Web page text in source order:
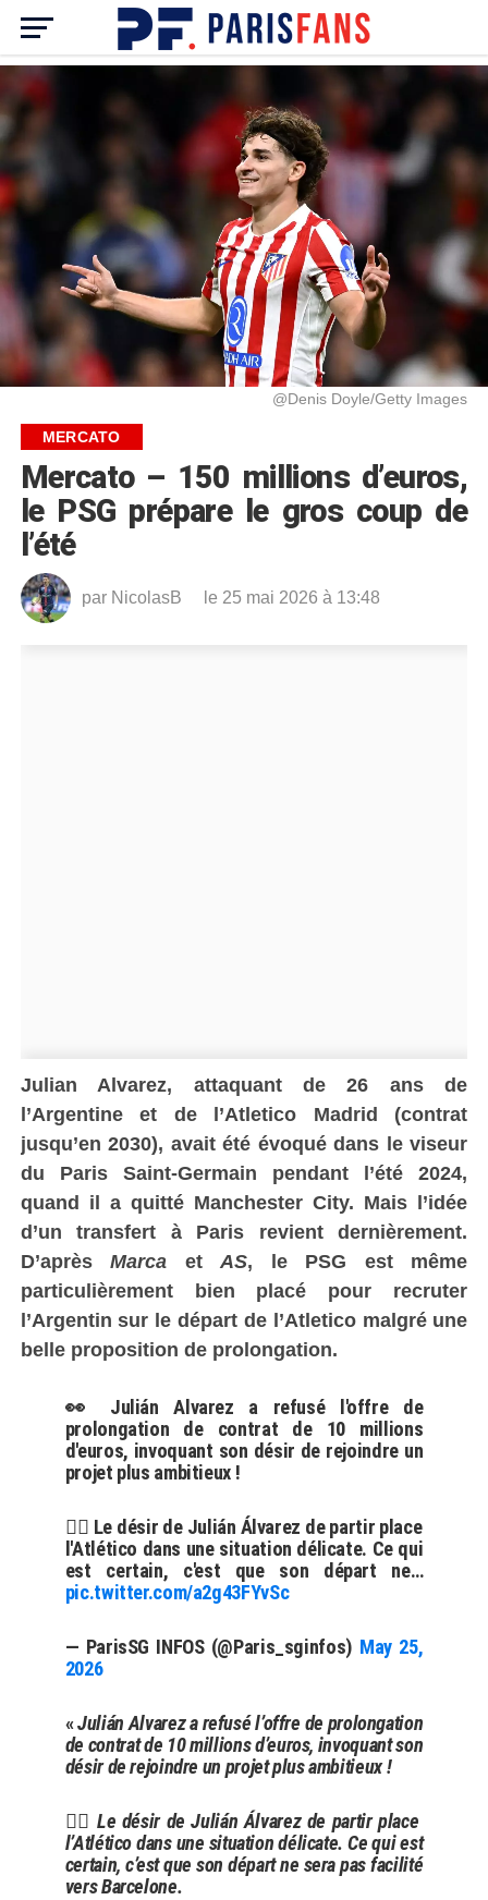
@Denis Doyle/Getty Images
MERCATO
Mercato – 150 millions d’euros,
le PSG prépare le gros coup de
l’été
par NicolasB le 25 mai 2026 à 13:48
Julian Alvarez, attaquant de 26 ans de
l’Argentine et de l’Atletico Madrid (contrat
jusqu’en 2030), avait été évoqué dans le viseur
du Paris Saint-Germain pendant l’été 2024,
quand il a quitté Manchester City. Mais l’idée
d’un transfert à Paris revient dernièrement.
D’aprèsMarca etAS, le PSG est même
particulièrement bien placé pour recruter
l’Argentin sur le départ de l’Atletico malgré une
belle proposition de prolongation.
👀 Julián Alvarez a refusé l'offre de
prolongation de contrat de 10 millions
d'euros, invoquant son désir de rejoindre un
projet plus ambitieux !
😶‍🌫️ Le désir de Julián Álvarez de partir place
l'Atlético dans une situation délicate. Ce qui
est certain, c'est que son départ ne…
pic.twitter.com/a2g43FYvSc
— ParisSG INFOS (@Paris_sginfos) May 25,
2026
«Julián Alvarez a refusé l’offre de prolongation
de contrat de 10 millions d’euros, invoquant son
désir de rejoindre un projet plus ambitieux !
😶‍🌫️ Le désir de Julián Álvarez de partir place
l’Atlético dans une situation délicate. Ce qui est
certain, c’est que son départ ne sera pas facilité
vers Barcelone.